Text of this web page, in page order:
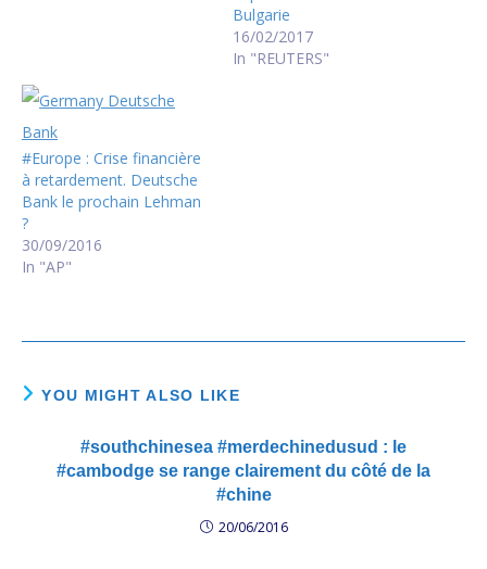
Bulgarie
16/02/2017
In "REUTERS"
#Europe : Crise financière
à retardement. Deutsche
Bank le prochain Lehman
?
30/09/2016
In "AP"
YOU MIGHT ALSO LIKE
#southchinesea #merdechinedusud : le
#cambodge se range clairement du côté de la
#chine
20/06/2016